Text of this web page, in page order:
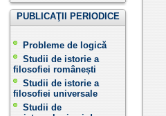
PUBLICAŢII PERIODICE
Probleme de logică
Studii de istorie a
filosofiei românești
Studii de istorie a
filosofiei universale
Studii de